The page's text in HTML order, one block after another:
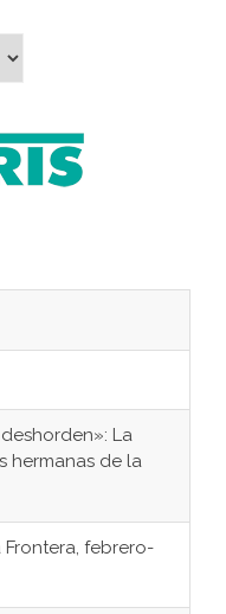
La
hermanas de la
Frontera, febrero-